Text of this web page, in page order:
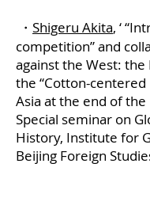
・ Shigeru Akita, ‘
competition” and
against the West:
the “Cotton-centered
Asia at the end of the
Special seminar on
History, Institute for
Beijing Foreign